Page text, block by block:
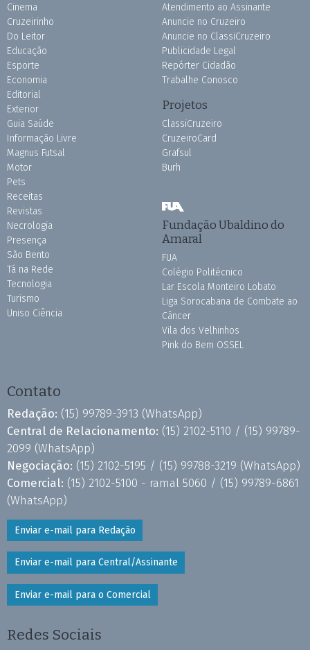
Cinema
Cruzeirinho
Do Leitor
Educação
Esporte
Economia
Editorial
Exterior
Guia Saúde
Informação Livre
Magnus Futsal
Motor
Pets
Receitas
Revistas
Necrologia
Presença
São Bento
Tá na Rede
Tecnologia
Turismo
Uniso Ciência
Atendimento ao Assinante
Anuncie no Cruzeiro
Anuncie no ClassiCruzeiro
Publicidade Legal
Repórter Cidadão
Trabalhe Conosco
Projetos
ClassiCruzeiro
CruzeiroCard
Grafsul
Burh
Fundação Ubaldino do
Amaral
FUA
Colégio Politécnico
Lar Escola Monteiro Lobato
Liga Sorocabana de Combate ao
Câncer
Vila dos Velhinhos
Pink do Bem OSSEL
Contato
Redação: (15) 99789-3913 (WhatsApp)
Central de Relacionamento: (15) 2102-5110 / (15) 99789-
2099 (WhatsApp)
Negociação: (15) 2102-5195 / (15) 99788-3219 (WhatsApp)
Comercial: (15) 2102-5100 - ramal 5060 / (15) 99789-6861
(WhatsApp)
Enviar e-mail para Redação
Enviar e-mail para Central/Assinante
Enviar e-mail para o Comercial
Redes Sociais